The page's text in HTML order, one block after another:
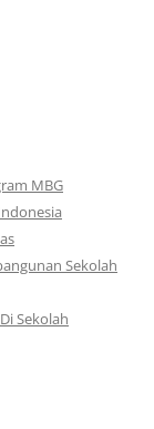
MBG
Sekolah
Sekolah